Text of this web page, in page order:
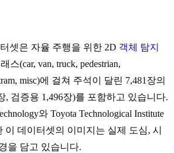
셋은 자율 주행을 위한 2D 객체 탐지
스(car, van, truck, pedestrian,
misc)에 걸쳐 주석이 달린 7,481장의
, 검증용 1,496장)를 포함하고 있습니다.
와 Toyota Technological Institute
이 데이터셋의 이미지는 실제 도심, 시
을 담고 있습니다.